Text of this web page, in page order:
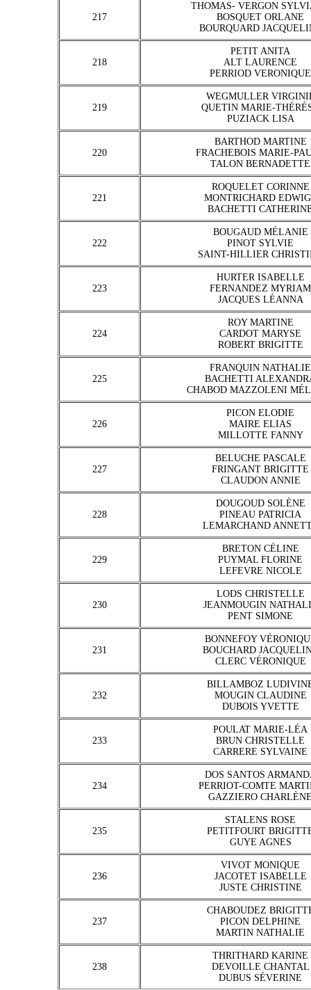
217
THOMAS- VERGON
BOSQUET ORLANE
BOURQUARD
218
PETIT ANITA
ALT LAURENCE
PERRIOD VERONIQUE
219
WEGMULLER
QUETIN MARIE-
PUZIACK LISA
220
BARTHOD MARTINE
FRACHEBOIS MARIE-
TALON BERNADETTE
221
ROQUELET CORINNE
MONTRICHARD
BACHETTI
222
BOUGAUD MÉLANIE
PINOT SYLVIE
SAINT-HILLIER
223
HURTER ISABELLE
FERNANDEZ MYRIAM
JACQUES LÉANNA
224
ROY MARTINE
CARDOT MARYSE
ROBERT BRIGITTE
225
FRANQUIN NATHALIE
BACHETTI
CHABOD MAZZOLENI
226
PICON ELODIE
MAIRE ELIAS
MILLOTTE FANNY
227
BELUCHE PASCALE
FRINGANT BRIGITTE
CLAUDON ANNIE
228
DOUGOUD SOLÈNE
PINEAU PATRICIA
LEMARCHAND
229
BRETON CÉLINE
PUYMAL FLORINE
LEFEVRE NICOLE
230
LODS CHRISTELLE
JEANMOUGIN
PENT SIMONE
231
BONNEFOY
BOUCHARD
CLERC VÉRONIQUE
232
BILLAMBOZ
MOUGIN CLAUDINE
DUBOIS YVETTE
233
POULAT MARIE-LÉA
BRUN CHRISTELLE
CARRERE SYLVAINE
234
DOS SANTOS
PERRIOT-COMTE
GAZZIERO
235
STALENS ROSE
PETITFOURT
GUYE AGNES
236
VIVOT MONIQUE
JACOTET ISABELLE
JUSTE CHRISTINE
237
CHABOUDEZ
PICON DELPHINE
MARTIN NATHALIE
238
THRITHARD KARINE
DEVOILLE CHANTAL
DUBUS SÉVERINE